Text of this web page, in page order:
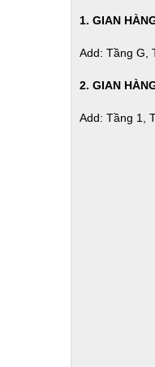
1. GIAN
Add: Tầng G,
2. GIAN
Add: Tầng 1,